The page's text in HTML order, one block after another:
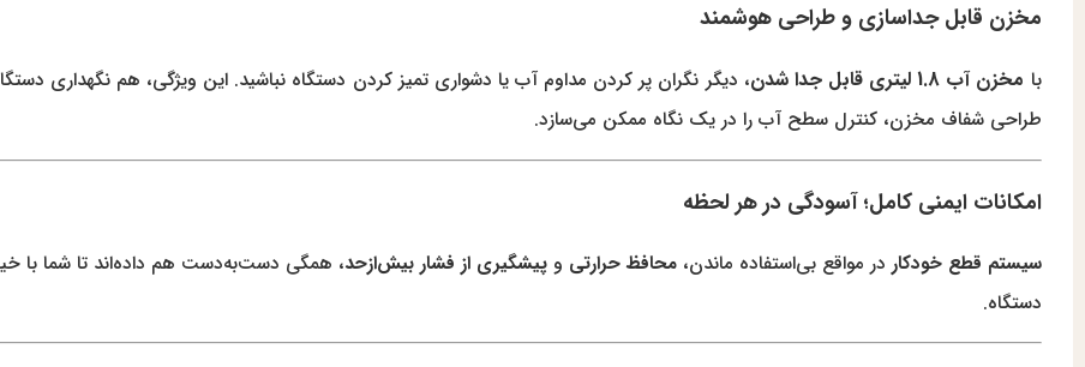
مخزن قابل جداسازی و طراحی هوشمند
با مخزن آب 1.8 لیتری قابل جدا شدن
، دیگر نگران پر کردن مداوم آب یا دشواری تمیز کردن دستگاه نباشید. این ویژگی، هم نگهداری
طراحی شفاف مخزن، کنترل سطح آب را در یک نگاه ممکن می‌سازد.
امکانات ایمنی کامل؛ آسودگی در هر لحظه
سیستم قطع خودکار در مواقع بی‌استفاده ماندن،محافظ حرارتی وپیشگیری از فشار بیش‌ازحد، همگی دست‌به‌دست هم داده‌اند تا شما با
دستگاه.